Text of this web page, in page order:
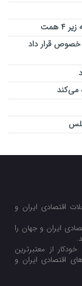
قرار داد
می‌کند
اقتصادی ایران و
ایران و جهان را
از معتبرترین
اقتصادی ایران و